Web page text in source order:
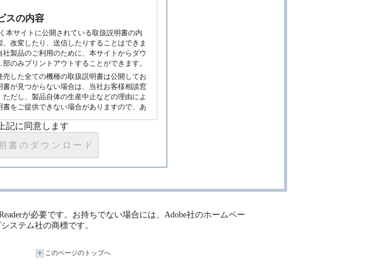
スの内容
本サイトに公開されている取扱説明書の内
改変したり、送信したりすることはできま
製品のご利用のために、本サイトからダウ
のみプリントアウトすることができます。
売した全ての機種の取扱説明書は公開してお
書が見つからない場合は、当社お客様相談窓
だし、製品自体の生産中止などの理由によ
書をご提供できない場合がありますので、あ
る取扱説明書の対象製品が生産中止などの理
品のご購入ができない場合があり、また補修
場合もございますので、あらかじめご了承く
取扱説明書は、原則として製品が発売され
客様がお持ちの製品の仕様がその後の仕様変
あります。本サイトに公開されている取扱説
仕様に相違がある場合は、当社お客様相談
により、予告なく、発売当初のものに代え
する場合もあります。ただし、本サイトに公
上記に同意します
書のダウンロード
が必要です。お持ちでない場合には、Adobe社のホームペー
ステム社の商標です。
このページのトップへ